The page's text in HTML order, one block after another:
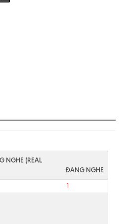
NGHE (REAL
ĐANG NGHE
1